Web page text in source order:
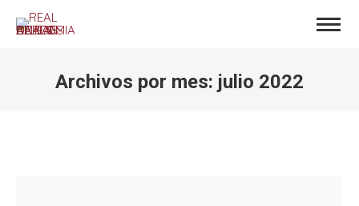
Archivos por mes: julio 2022